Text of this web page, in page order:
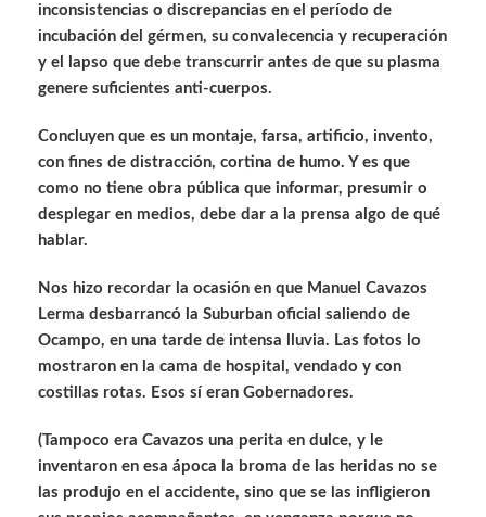
inconsistencias o discrepancias en el período de
incubación del gérmen, su convalecencia y recuperación
y el lapso que debe transcurrir antes de que su plasma
genere suficientes anti-cuerpos.
Concluyen que es un montaje, farsa, artificio, invento,
con fines de distracción, cortina de humo. Y es que
como no tiene obra pública que informar, presumir o
desplegar en medios, debe dar a la prensa algo de qué
hablar.
Nos hizo recordar la ocasión en que Manuel Cavazos
Lerma desbarrancó la Suburban oficial saliendo de
Ocampo, en una tarde de intensa lluvia. Las fotos lo
mostraron en la cama de hospital, vendado y con
costillas rotas. Esos sí eran Gobernadores.
(Tampoco era Cavazos una perita en dulce, y le
inventaron en esa ápoca la broma de las heridas no se
las produjo en el accidente, sino que se las infligieron